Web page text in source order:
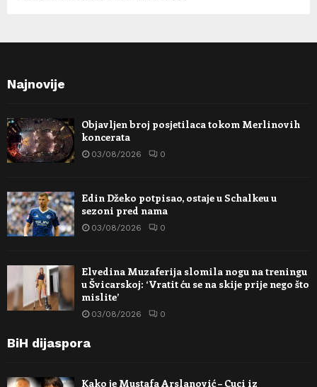
Najnovije
Objavljen broj posjetilaca tokom Merlinovih
koncerata
03/08/2026 0
Edin Džeko potpisao, ostaje u Schalkeu u
sezoni pred nama
03/08/2026 0
Elvedina Muzaferija slomila nogu na treningu
u Švicarskoj: ‘Vratit ću se na skije prije nego što
mislite’
03/08/2026 0
BiH dijaspora
Kako je Mustafa Arslanović – Cuci iz